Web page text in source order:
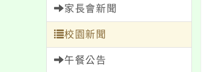
家長會新聞
校園新聞
午餐公告